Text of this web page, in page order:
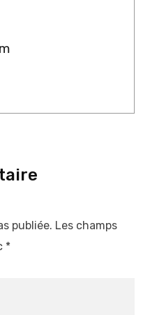
publiée. Les champs
*